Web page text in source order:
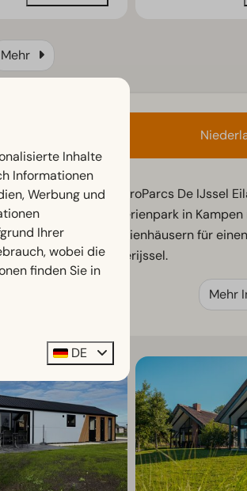
Mehr
Entdecken Sie EuroParcs De IJssel
wasserreicher Ferienpark in Kampen
komfortablen Ferienhäusern für
Aufenthalt in Overijssel.
Mehr
Inhalte
Informationen
Werbung und
Ihrer
wobei die
finden Sie in
DE